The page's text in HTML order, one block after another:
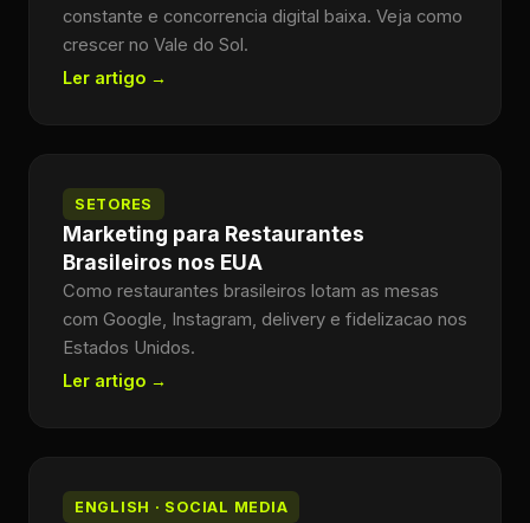
constante e concorrencia digital baixa. Veja como
crescer no Vale do Sol.
Ler artigo →
SETORES
Marketing para Restaurantes
Brasileiros nos EUA
Como restaurantes brasileiros lotam as mesas
com Google, Instagram, delivery e fidelizacao nos
Estados Unidos.
Ler artigo →
ENGLISH · SOCIAL MEDIA